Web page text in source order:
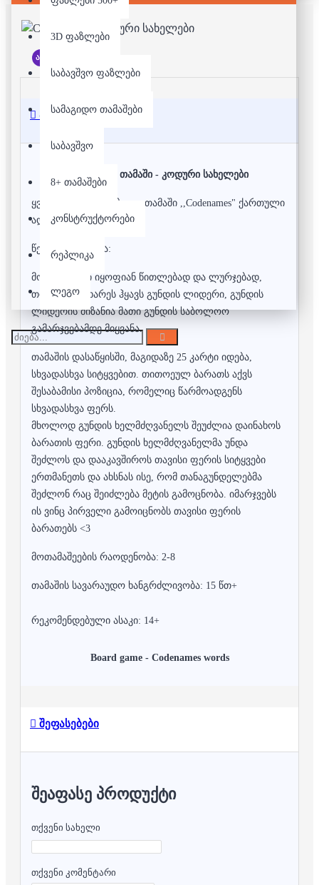
3D ფაზლები
საბავშვო ფაზლები
სამაგიდო თამაშები
საბავშვო
8+ თამაშები
კონსტრუქტორები
რეპლიკა
ლეგო
არ არის მარაგში
აღწერა
სამაგიდო თამაში - კოდური სახელები
ყველასათვის ცნობილი თამაში ,,Codenames" ქართული
ადაპტაცია.
წესები მარტივია:
მოთამაშეები იყოფიან წითლებად და ლურჯებად,
თითოეულ მხარეს ჰყავს გუნდის ლიდერი, გუნდის
ლიდერის მიზანია მათი გუნდის საბოლოო
გამარჯვებამდე მიყვანა.
თამაშის დასაწყისში, მაგიდაზე 25 კარტი იდება,
სხვადასხვა სიტყვებით. თითოეულ ბარათს აქვს
შესაბამისი პოზიცია, რომელიც წარმოადგენს
სხვადასხვა ფერს.
მხოლოდ გუნდის ხელმძღვანელს შეუძლია დაინახოს
ბარათის ფერი. გუნდის ხელმძღვანელმა უნდა
შეძლოს და დააკავშიროს თავისი ფერის სიტყვები
ერთმანეთს და ახსნას ისე, რომ თანაგუნდელებმა
შეძლონ რაც შეიძლება მეტის გამოცნობა. იმარჯვებს
ის ვინც პირველი გამოიცნობს თავისი ფერის
ბარათებს <3
მოთამაშეების რაოდენობა: 2-8
თამაშის სავარაუდო ხანგრძლივობა: 15 წთ+
რეკომენდებული ასაკი: 14+
Board game - Codenames words
შეფასებები
ᲨᲔᲐᲤᲐᲡᲔ ᲞᲠᲝᲓᲣᲥᲢᲘ
თქვენი სახელი
თქვენი კომენტარი